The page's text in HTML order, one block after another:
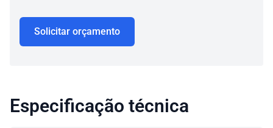
Solicitar orçamento
Especificação técnica